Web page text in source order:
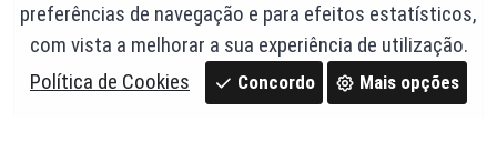
preferências de navegação e para efeitos estatísticos,
com vista a melhorar a sua experiência de utilização.
Política de Cookies
Concordo Mais opções